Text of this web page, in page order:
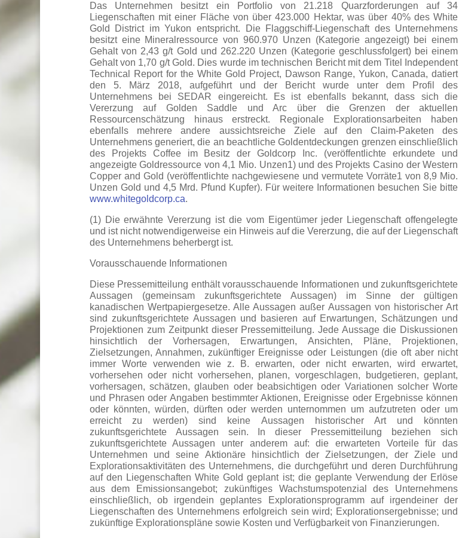
Das Unternehmen besitzt ein Portfolio von 21.218 Quarzforderungen auf 34
Liegenschaften mit einer Fläche von über 423.000 Hektar, was über 40% des White
Gold District im Yukon entspricht. Die Flaggschiff-Liegenschaft des Unternehmens
besitzt eine Mineralressource von 960.970 Unzen (Kategorie angezeigt) bei einem
Gehalt von 2,43 g/t Gold und 262.220 Unzen (Kategorie geschlussfolgert) bei einem
Gehalt von 1,70 g/t Gold. Dies wurde im technischen Bericht mit dem Titel Independent
Technical Report for the White Gold Project, Dawson Range, Yukon, Canada, datiert
den 5. März 2018, aufgeführt und der Bericht wurde unter dem Profil des
Unternehmens bei SEDAR eingereicht. Es ist ebenfalls bekannt, dass sich die
Vererzung auf Golden Saddle und Arc über die Grenzen der aktuellen
Ressourcenschätzung hinaus erstreckt. Regionale Explorationsarbeiten haben
ebenfalls mehrere andere aussichtsreiche Ziele auf den Claim-Paketen des
Unternehmens generiert, die an beachtliche Goldentdeckungen grenzen einschließlich
des Projekts Coffee im Besitz der Goldcorp Inc. (veröffentlichte erkundete und
angezeigte Goldressource von 4,1 Mio. Unzen1) und des Projekts Casino der Western
Copper and Gold (veröffentlichte nachgewiesene und vermutete Vorräte1 von 8,9 Mio.
Unzen Gold und 4,5 Mrd. Pfund Kupfer). Für weitere Informationen besuchen Sie bitte
www.whitegoldcorp.ca.
(1) Die erwähnte Vererzung ist die vom Eigentümer jeder Liegenschaft offengelegte
und ist nicht notwendigerweise ein Hinweis auf die Vererzung, die auf der Liegenschaft
des Unternehmens beherbergt ist.
Vorausschauende Informationen
Diese Pressemitteilung enthält vorausschauende Informationen und zukunftsgerichtete
Aussagen (gemeinsam zukunftsgerichtete Aussagen) im Sinne der gültigen
kanadischen Wertpapiergesetze. Alle Aussagen außer Aussagen von historischer Art
sind zukunftsgerichtete Aussagen und basieren auf Erwartungen, Schätzungen und
Projektionen zum Zeitpunkt dieser Pressemitteilung. Jede Aussage die Diskussionen
hinsichtlich der Vorhersagen, Erwartungen, Ansichten, Pläne, Projektionen,
Zielsetzungen, Annahmen, zukünftiger Ereignisse oder Leistungen (die oft aber nicht
immer Worte verwenden wie z. B. erwarten, oder nicht erwarten, wird erwartet,
vorhersehen oder nicht vorhersehen, planen, vorgeschlagen, budgetieren, geplant,
vorhersagen, schätzen, glauben oder beabsichtigen oder Variationen solcher Worte
und Phrasen oder Angaben bestimmter Aktionen, Ereignisse oder Ergebnisse können
oder könnten, würden, dürften oder werden unternommen um aufzutreten oder um
erreicht zu werden) sind keine Aussagen historischer Art und könnten
zukunftsgerichtete Aussagen sein. In dieser Pressemitteilung beziehen sich
zukunftsgerichtete Aussagen unter anderem auf: die erwarteten Vorteile für das
Unternehmen und seine Aktionäre hinsichtlich der Zielsetzungen, der Ziele und
Explorationsaktivitäten des Unternehmens, die durchgeführt und deren Durchführung
auf den Liegenschaften White Gold geplant ist; die geplante Verwendung der Erlöse
aus dem Emissionsangebot; zukünftiges Wachstumspotenzial des Unternehmens
einschließlich, ob irgendein geplantes Explorationsprogramm auf irgendeiner der
Liegenschaften des Unternehmens erfolgreich sein wird; Explorationsergebnisse; und
zukünftige Explorationspläne sowie Kosten und Verfügbarkeit von Finanzierungen.